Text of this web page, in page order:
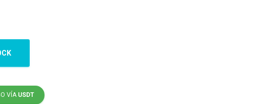
VÍA USDT